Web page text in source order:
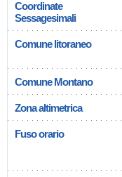
Coordinate
Sessagesimali
Comune litoraneo
Comune Montano
Zona altimetrica
Fuso orario